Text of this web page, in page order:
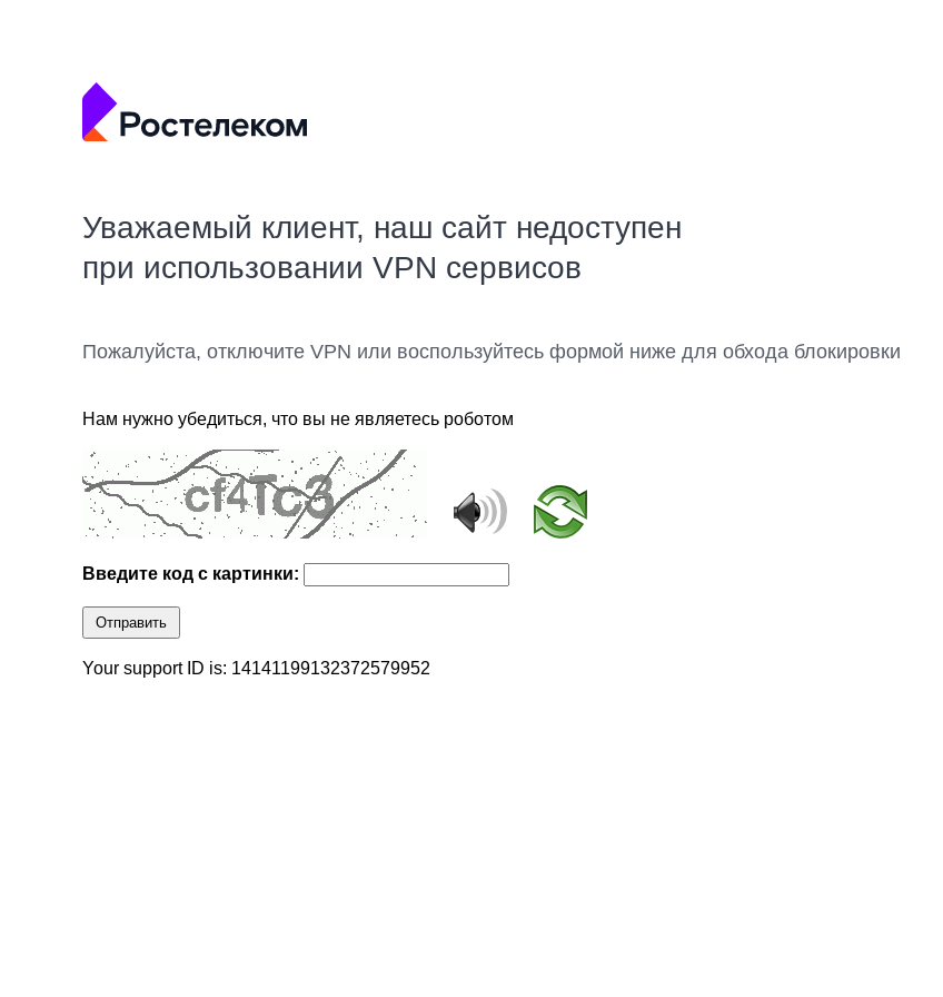
Уважаемый клиент, наш сайт недоступен
при использовании VPN сервисов
Пожалуйста, отключите VPN или воспользуйтесь формой ниже для обхода блокировки
Нам нужно убедиться, что вы не являетесь роботом
Введите код с картинки:
Отправить
Your support ID is: 14141199132372579952